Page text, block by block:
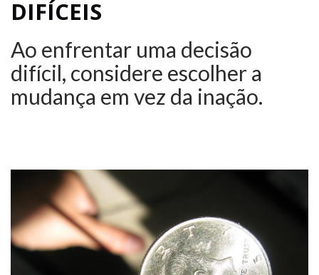
DIFÍCEIS
Ao enfrentar uma decisão
difícil, considere escolher a
mudança em vez da inação.